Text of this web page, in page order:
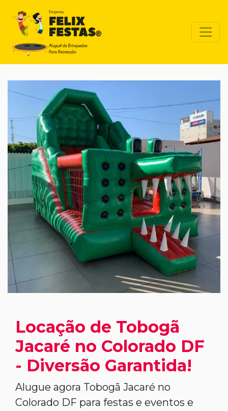
Locação de Tobogã
Jacaré no Colorado DF
- Diversão Garantida!
Alugue agora Tobogã Jacaré no
Colorado DF para festas e eventos e